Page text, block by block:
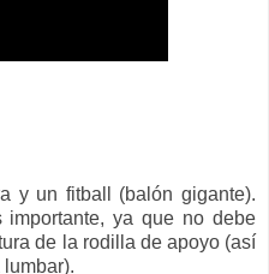
y un fitball (balón gigante).
ya que no debe
de la rodilla de apoyo (así